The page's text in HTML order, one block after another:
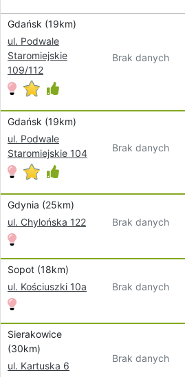
Gdańsk (19km)
ul. Podwale
Staromiejskie
109/112
Brak danych
Gdańsk (19km)
ul. Podwale
Staromiejskie 104
Brak danych
Gdynia (25km)
ul. Chylońska 122
Brak danych
Sopot (18km)
ul. Kościuszki 10a
Brak danych
Sierakowice
(30km)
ul. Kartuska 6
Brak danych